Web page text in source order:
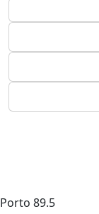
Porto 89.5